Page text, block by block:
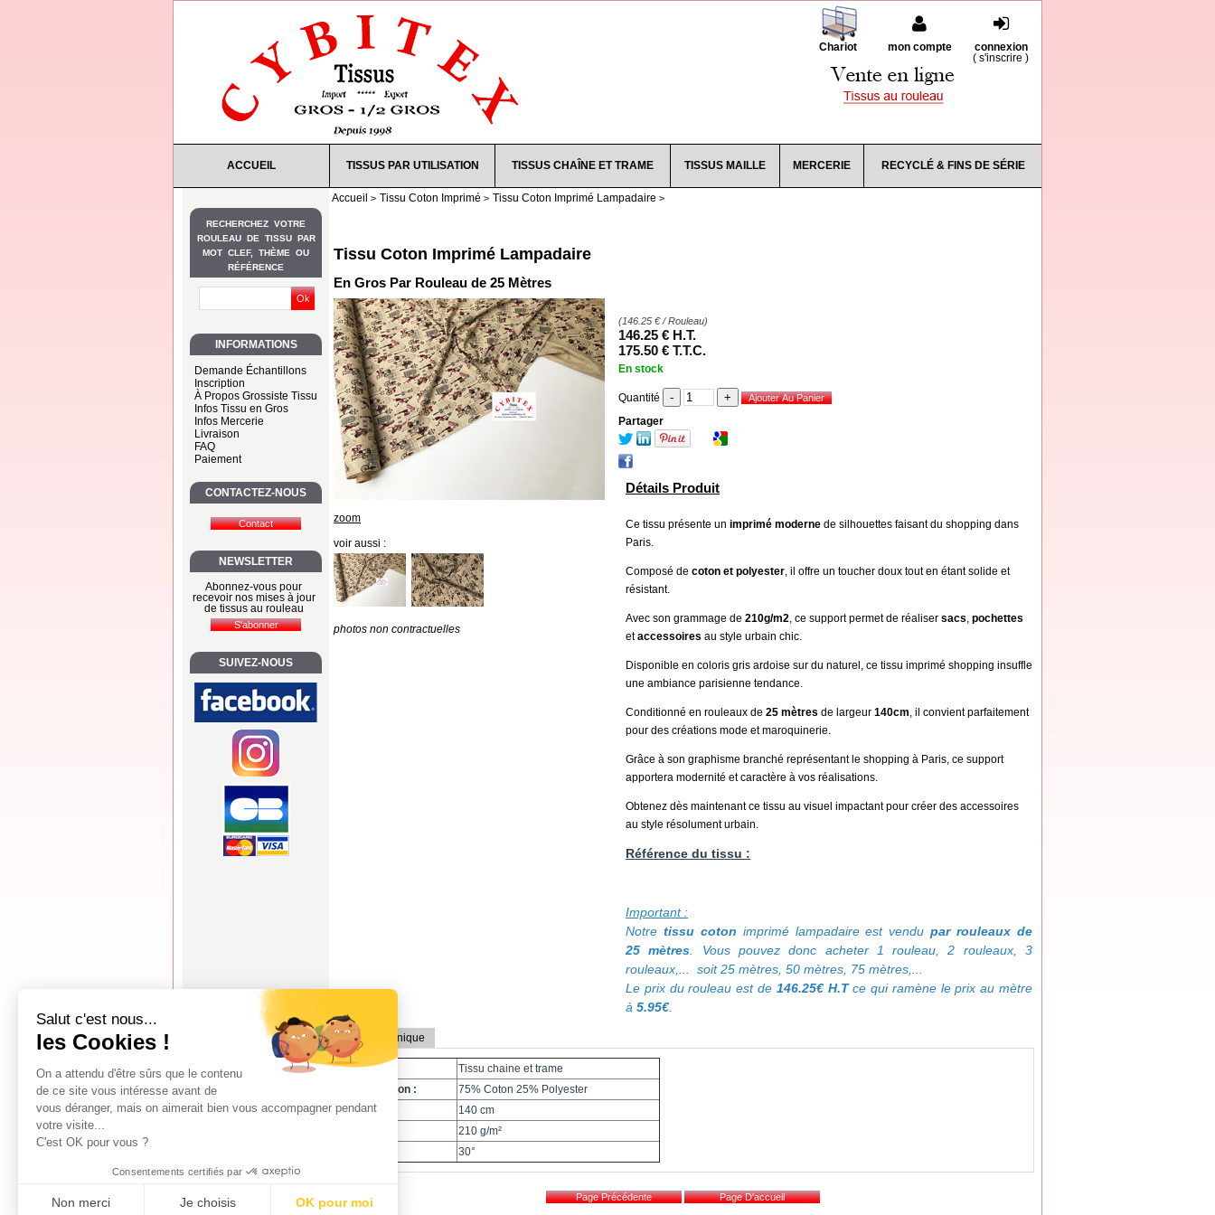
mon compte
connexion
( s'inscrire )
Chariot
ACCUEIL TISSUS PAR UTILISATION TISSUS CHAÎNE ET TRAME TISSUS MAILLE MERCERIE RECYCLÉ & FINS DE SÉRIE
INFORMATIONS
Demande Échantillons
Inscription
À Propos Grossiste Tissu
Infos Tissu en Gros
Infos Mercerie
Livraison
FAQ
Paiement
RECHERCHEZ VOTRE
ROULEAU DE TISSU PAR
MOT CLEF, THÈME OU
RÉFÉRENCE
CONTACTEZ-NOUS
NEWSLETTER
Abonnez-vous pour
recevoir nos mises à jour
de tissus au rouleau
SUIVEZ-NOUS
Accueil Tissu Coton Imprimé Tissu Coton Imprimé Lampadaire
Tissu Coton Imprimé Lampadaire
En Gros Par Rouleau de 25 Mètres
zoom
voir aussi :
photos non contractuelles
(146.25 €/ Rouleau)
146.25 € H.T.
175.50 € T.T.C.
En stock
Quantité
Partager
Détails Produit
Ce tissu présente un imprimé moderne de silhouettes faisant du shopping dans
Paris.
Composé de coton et polyester, il offre un toucher doux tout en étant solide et
résistant.
Avec son grammage de 210g/m2, ce support permet de réaliser sacs, pochettes
etaccessoires au style urbain chic.
Disponible en coloris gris ardoise sur du naturel, ce tissu imprimé shopping insuffle
une ambiance parisienne tendance.
Conditionné en rouleaux de 25 mètres de largeur 140cm, il convient parfaitement
pour des créations mode et maroquinerie.
Grâce à son graphisme branché représentant le shopping à Paris, ce support
apportera modernité et caractère à vos réalisations.
Obtenez dès maintenant ce tissu au visuel impactant pour créer des accessoires
au style résolument urbain.
Référence du tissu :
Important :
Notre tissu coton imprimé lampadaire est vendupar rouleaux de
25 mètres . Vous pouvez donc acheter 1 rouleau, 2 rouleaux, 3
rouleaux,... soit 25 mètres, 50 mètres, 75 mètres,...
Le prix du rouleau est de 146.25€ H.Tce qui ramène le prix au mètre
à 5.95€.
Fiche Technique
Famille :
Tissu chaine et trame
Composition :
75% Coton 25% Polyester
Largeur :
140 cm
210 g/m²
30°
Salut c'est nous...
les Cookies !
On a attendu d'être sûrs que le contenu
de ce site vous intéresse avant de
vous déranger, mais on aimerait bien vous accompagner pendant
votre visite...
C'est OK pour vous ?
Consentements certifiés par
Non merci Je choisis OK pour moi